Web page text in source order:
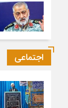
اجتماعی